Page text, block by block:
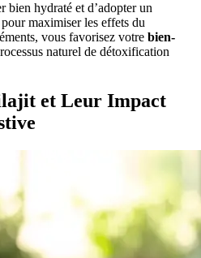
bien hydraté et d’adopter un
maximiser les effets du
vous favorisez votre bien-
naturel de détoxification
et Leur Impact